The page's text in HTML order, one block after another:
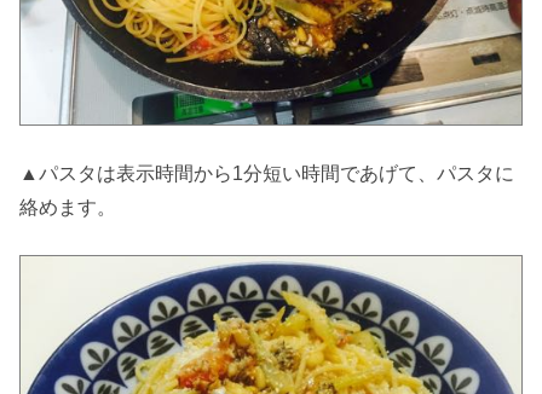
▲パスタは表示時間から1分短い時間であげて、パスタに
絡めます。